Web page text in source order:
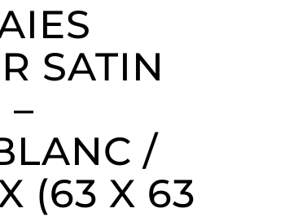
SATIN
–
/
(63 X 63